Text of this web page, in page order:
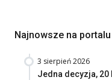
Najnowsze na portalu
3 sierpień 2026
Jedna decyzja,